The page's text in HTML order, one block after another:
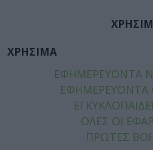
ΧΡΗΣΙΜΑ
ΕΦΗΜΕΡΕΥΟΝΤΑ
ΕΦΗΜΕΡΕΥΟΝΤΑ
ΟΛΕΣ ΟΙ
ΠΡΩΤΕΣ